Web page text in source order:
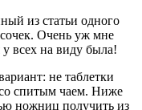
из статьи одного
Очень уж мне
у всех на виду была!
не таблетки
спитым чаем. Ниже
ножниц получить из